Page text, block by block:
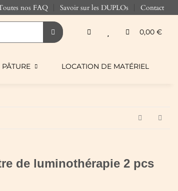
nos FAQ Savoir sur les DUPLOs Contact
0,00 €
PÂTURE LOCATION DE MATÉRIEL
de luminothérapie 2 pcs